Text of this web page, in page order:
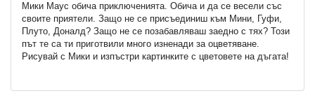
Мики Маус обича приключенията. Обича и да се весели със
своите приятели. Защо не се присъединиш към Мини, Гуфи,
Плуто, Доналд? Защо не се позабавляваш заедно с тях? Този
път те са ти приготвили много изненади за оцветяване.
Рисувай с Мики и изпъстри картинките с цветовете на дъгата!